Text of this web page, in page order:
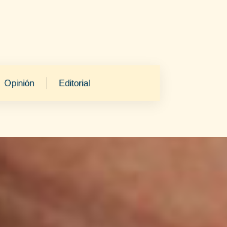
Opinión Editorial